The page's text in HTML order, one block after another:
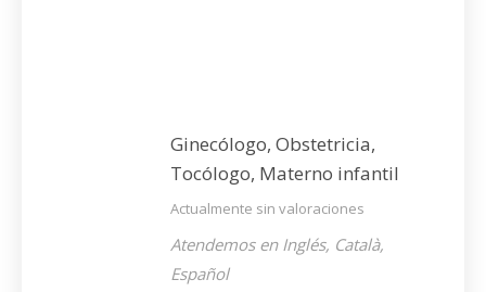
Ginecólogo, Obstetricia,
Tocólogo, Materno infantil
Actualmente sin valoraciones
Atendemos en Inglés, Català,
Español